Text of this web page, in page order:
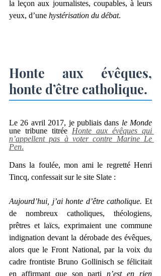
la leçon aux journalistes, coupables, à leurs
yeux, d’une hystérisation du débat.
Honte aux évêques,
honte d’être catholique.
Le 26 avril 2017, je publiais dans le Monde
une tribune titrée Honte aux évêques qui
n’appellent pas à voter contre Marine Le
Pen.
Dans la foulée, mon ami le regretté Henri
Tincq, confessait sur le site Slate :
Aujourd’hui, j’ai honte d’être catholique. Et
de nombreux catholiques, théologiens,
prêtres et laïcs, exprimaient une commune
indignation devant la dérobade des évêques,
alors que le Front National, par la voix du
cadre frontiste Bruno Gollinisch se félicitait
en affirmant que son parti n’est en rien